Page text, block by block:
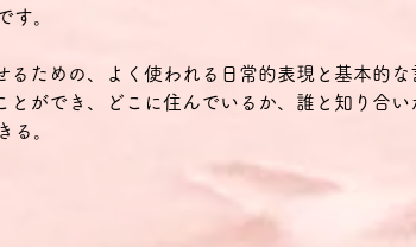
す。
ための、よく使われる日常的表現と基本的な
とができ、どこに住んでいるか、誰と知り合
る。